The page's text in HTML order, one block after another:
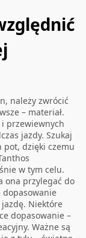
należy zwrócić
– materiał.
i przewiewnych
jazdy. Szukaj
pot, dzięki czemu
w tym celu.
ona przylegać do
dopasowanie
Niektóre
dopasowanie –
Ważne są